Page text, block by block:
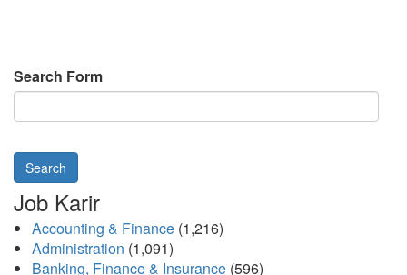
Search Form
Search
Job Karir
Accounting & Finance (1,216)
Administration (1,091)
Banking, Finance & Insurance (596)